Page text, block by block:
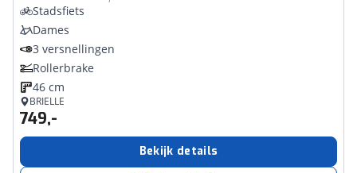
Stadsfiets
Dames
3 versnellingen
Rollerbrake
46 cm
BRIELLE
749,-
Bekijk details